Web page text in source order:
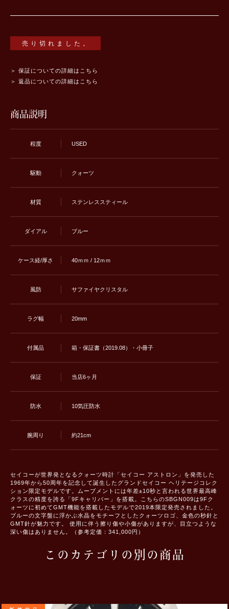
売り切れました。
＞ 保証についての詳細はこちら
＞ 返品についての詳細はこちら
商品説明
程度 USED
駆動 クォーツ
材質 ステンレススティー ル
ダイアル ブルー
ケース経/厚さ 40ｍｍ / 12ｍｍ
風防 サファイヤクリスタル
ラグ幅 20mm
付属品 箱・保証書（2019.08）・小冊子
保証 当店6ヶ月
防水 10気圧防水
腕周り 約21cm
セイコーが世界発となるクォーツ時計「セイコー アストロン」を発売した
1969年から50周年を記念して誕生したグランドセイコー ヘリテージコレク
ション限定モデルです。ムーブメントには年差±10秒と言われる世界最高峰
クラスの精度を誇る「9Fキャリバー」を搭載。こちらのSBGN009は9Fク
ォーツに初めてGMT機能を搭載したモデルで2019本限定発売されました。
ブルーの文字盤に浮かぶ水晶をモチーフとしたクォーツロゴ、金色の秒針と
GMT針が魅力です。 使用に伴う擦り傷や小傷がありますが、目立つような
深い傷はありません。（参考定価：341,000円）
このカテゴリの別の商品